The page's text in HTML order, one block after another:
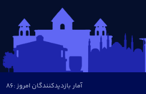
آمار بازدیدکنندگان امروز :86